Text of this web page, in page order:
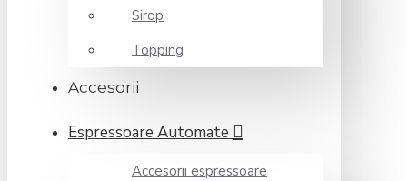
Sirop
Topping
Accesorii
Espressoare Automate
Accesorii espressoare